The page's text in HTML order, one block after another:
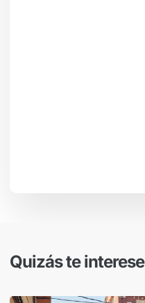
Quizás te interese